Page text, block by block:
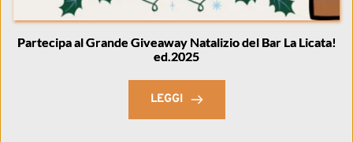
Partecipa al Grande Giveaway Natalizio del Bar La Licata!
ed.2025
LEGGI